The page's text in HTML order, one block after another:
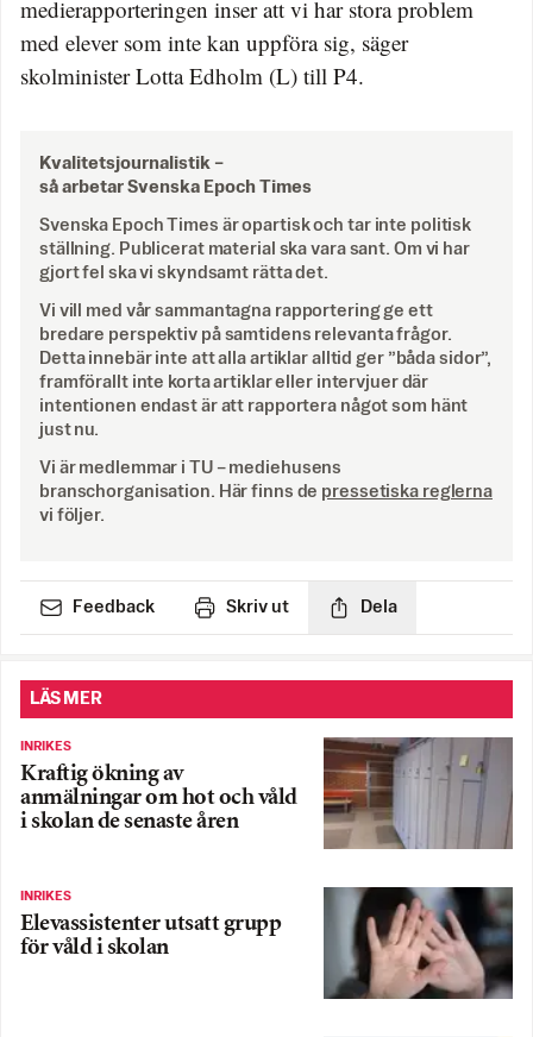
medierapporteringen inser att vi har stora problem
med elever som inte kan uppföra sig, säger
skolminister Lotta Edholm (L) till P4.
Kvalitetsjournalistik –
så arbetar Svenska Epoch Times
Svenska Epoch Times är opartisk och tar inte politisk
ställning. Publicerat material ska vara sant. Om vi har
gjort fel ska vi skyndsamt rätta det.
Vi vill med vår sammantagna rapportering ge ett
bredare perspektiv på samtidens relevanta frågor.
Detta innebär inte att alla artiklar alltid ger ”båda sidor”,
framförallt inte korta artiklar eller intervjuer där
intentionen endast är att rapportera något som hänt
just nu.
Vi är medlemmar i TU – mediehusens
branschorganisation. Här finns de pressetiska reglerna
vi följer.
Feedback Skriv ut Dela
LÄS MER
INRIKES
Kraftig ökning av
anmälningar om hot och våld
i skolan de senaste åren
INRIKES
Elevassistenter utsatt grupp
för våld i skolan